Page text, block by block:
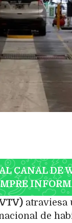
CANAL DE
atraviesa
de